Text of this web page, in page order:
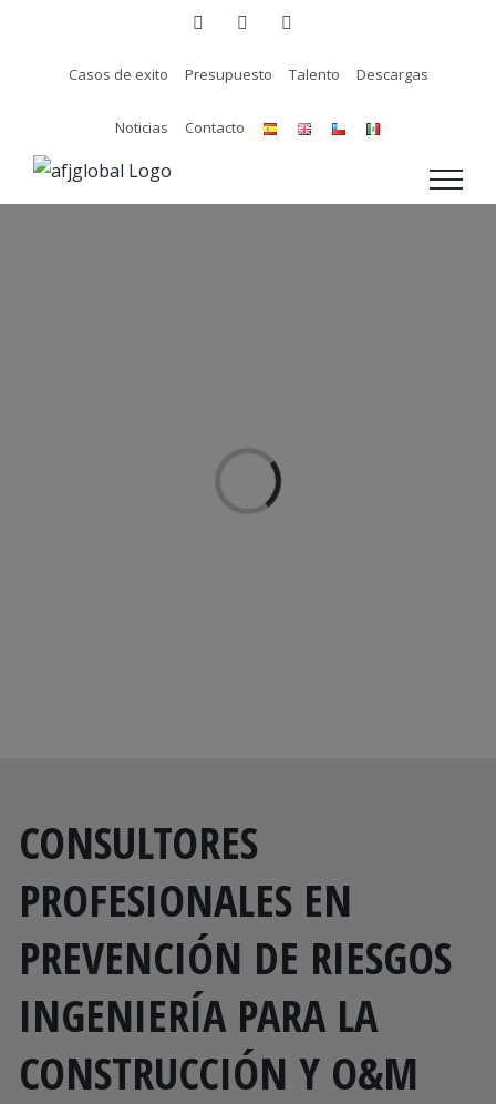
linkedin twitter
Casos de exito Presupuesto Talento Descargas
Noticias Contacto
Loading...
CONSULTORES
PROFESIONALES EN
PREVENCIÓN DE RIESGOS
INGENIERÍA PARA LA
CONSTRUCCIÓN Y O&M